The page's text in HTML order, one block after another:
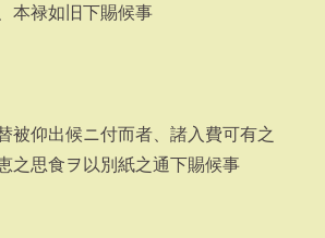
本禄如旧下賜候事
被仰出候ニ付而者、諸入費可有之
之思食ヲ以別紙之通下賜候事